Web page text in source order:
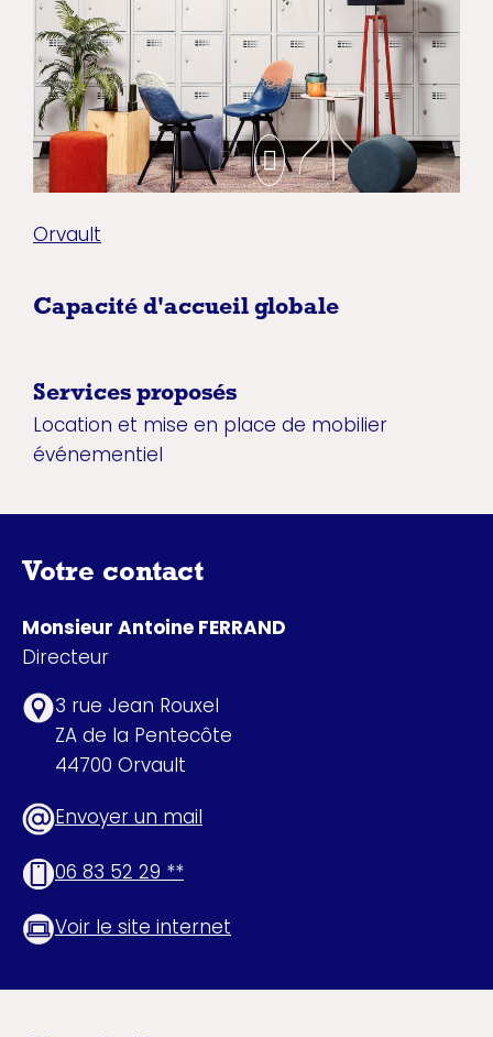
Orvault
Capacité d'accueil globale
Services proposés
Location et mise en place de mobilier
événementiel
Votre contact
Monsieur Antoine FERRAND
Directeur
3 rue Jean Rouxel
ZA de la Pentecôte
44700 Orvault
Envoyer un mail
06 83 52 29 **
Voir le site internet